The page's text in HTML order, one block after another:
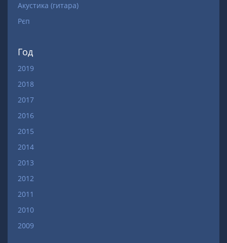
Акустика (гитара)
Рєп
Год
2019
2018
2017
2016
2015
2014
2013
2012
2011
2010
2009